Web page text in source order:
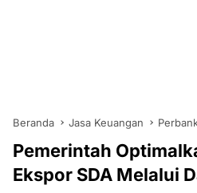
Beranda Jasa Keuangan
Pemerintah
Ekspor SDA Melalui